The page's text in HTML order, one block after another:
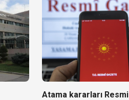
Atama kararları Resmi